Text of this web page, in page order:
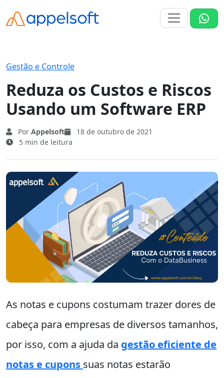
Gestão e Controle
Reduza os Custos e Riscos
Usando um Software ERP
Por Appelsoft
18 de outubro de 2021
5 min de leitura
As notas e cupons costumam trazer dores de
cabeça para empresas de diversos tamanhos,
por isso, com a ajuda da gestão eficiente de
notas e cupons suas notas estarão